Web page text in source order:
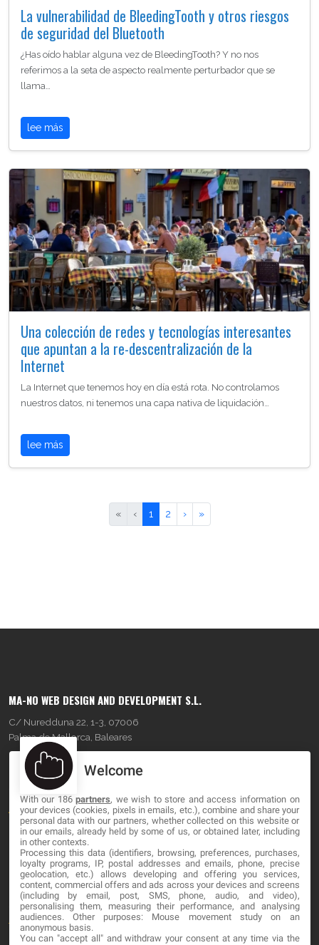
La vulnerabilidad de BleedingTooth y otros riesgos
de seguridad del Bluetooth
¿Has oído hablar alguna vez de BleedingTooth? Y no nos
referimos a la seta de aspecto realmente perturbador que se
llama…
lee más
Una colección de redes y tecnologías interesantes
que apuntan a la re-descentralización de la
Internet
La Internet que tenemos hoy en día está rota. No controlamos
nuestros datos, ni tenemos una capa nativa de liquidación…
lee más
« ‹ 1 2 › »
MA-NO WEB DESIGN AND DEVELOPMENT S.L.
C/ Nuredduna 22, 1-3, 07006
Palma de Mallorca, Baleares
OUR COMPANY
About
Blog
Contact
LEGAL
Terminos y Condiciones
Welcome
With our 186partners, we wish to store and access information on
your devices (cookies, pixels in emails, etc.), combine and share your
personal data with our partners, whether collected on this website or
in our emails, already held by some of us, or obtained later, including
in other contexts.
Processing this data (identifiers, browsing, preferences, purchases,
loyalty programs, IP, postal addresses and emails, phone, precise
geolocation, etc.) allows developing and offering you services,
content, commercial offers and ads across your devices and screens
(including by email, post, SMS, phone, audio, and video),
personalising them, measuring their performance, and analysing
audiences. Other purposes: Mouse movement study on an
anonymous basis.
You can "accept all" and withdraw your consent at any time via the